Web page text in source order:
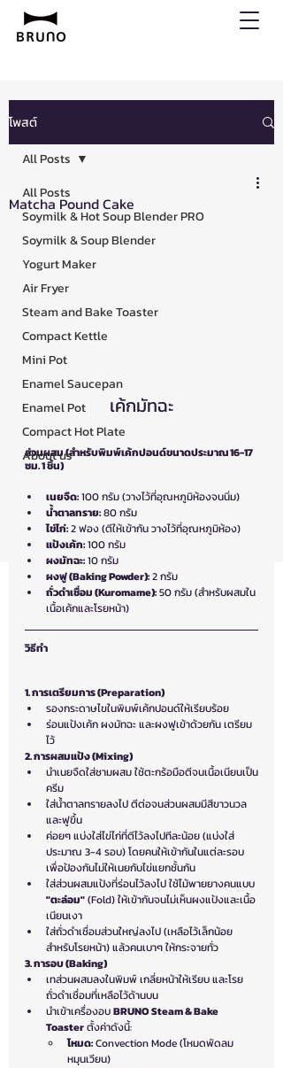
โพสต์
All Posts
Soymilk & Hot Soup Blender PRO
Soymilk & Soup Blender
Yogurt Maker
Air Fryer
Steam and Bake Toaster
Compact Kettle
Mini Pot
Enamel Saucepan
Enamel Pot
Compact Hot Plate
About us
All Posts
Matcha Pound Cake
เค้กมัทฉะ
ส่วนผสม (สำหรับพิมพ์เค้กปอนด์ขนาดประมาณ 16-17
ซม. 1 ชิ้น)
เนยจืด: 100 กรัม (วางไว้ที่อุณหภูมิห้องจนนิ่ม)
น้ำตาลทราย: 80 กรัม
ไข่ไก่: 2 ฟอง (ตีให้เข้ากัน วางไว้ที่อุณหภูมิห้อง)
แป้งเค้ก: 100 กรัม
ผงมัทฉะ: 10 กรัม
ผงฟู (Baking Powder): 2 กรัม
ถั่วดำเชื่อม (Kuromame): 50 กรัม (สำหรับผสมใน
เนื้อเค้กและโรยหน้า)
วิธีทำ
1. การเตรียมการ (Preparation)
รองกระดาษไขในพิมพ์เค้กปอนด์ให้เรียบร้อย
ร่อนแป้งเค้ก ผงมัทฉะ และผงฟูเข้าด้วยกัน เตรียม
ไว้
2. การผสมแป้ง (Mixing)
นำเนยจืดใส่ชามผสม ใช้ตะกร้อมือตีจนเนื้อเนียนเป็น
ครีม
ใส่น้ำตาลทรายลงไป ตีต่อจนส่วนผสมมีสีขาวนวล
และฟูขึ้น
ค่อยๆ แบ่งใส่ไข่ไก่ที่ตีไว้ลงไปทีละน้อย (แบ่งใส่
ประมาณ 3-4 รอบ) โดยคนให้เข้ากันในแต่ละรอบ
เพื่อป้องกันไม่ให้เนยกับไข่แยกชั้นกัน
ใส่ส่วนผสมแป้งที่ร่อนไว้ลงไป ใช้ไม้พายยางคนแบบ
"ตะล่อม" (Fold) ให้เข้ากันจนไม่เห็นผงแป้งและเนื้อ
เนียนเงา
ใส่ถั่วดำเชื่อมส่วนใหญ่ลงไป (เหลือไว้เล็กน้อย
สำหรับโรยหน้า) แล้วคนเบาๆ ให้กระจายทั่ว
3. การอบ (Baking)
เทส่วนผสมลงในพิมพ์ เกลี่ยหน้าให้เรียบ และโรย
ถั่วดำเชื่อมที่เหลือไว้ด้านบน
นำเข้าเครื่องอบ BRUNO Steam & Bake
Toaster ตั้งค่าดังนี้:
โหมด: Convection Mode (โหมดพัดลม
หมุนเวียน)